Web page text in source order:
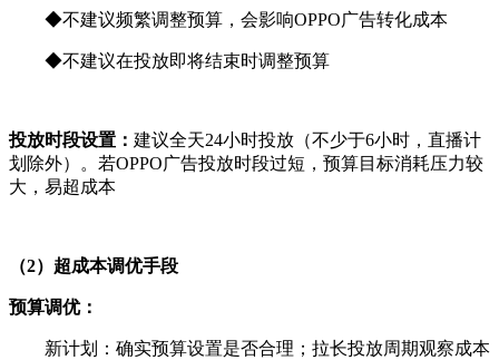
◆不建议频繁调整预算，会影响OPPO广告转化成本
◆不建议在投放即将结束时调整预算
投放时段设置： 建议全天24小时投放（不少于6小时，直播计
划除外）。若OPPO广告投放时段过短，预算目标消耗压力较
大，易超成本
（2）超成本调优手段
预算调优：
新计划：确实预算设置是否合理；拉长投放周期观察成本